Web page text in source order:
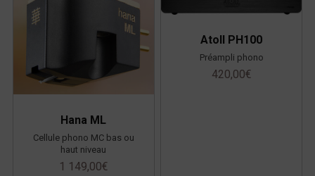
Hana ML
Cellule phono MC bas ou
haut niveau
1 149,00€
Atoll PH100
Préampli phono
420,00€